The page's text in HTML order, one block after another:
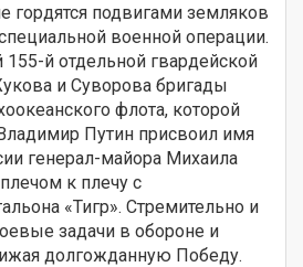
гордятся подвигами земляков
военной операции.
й отдельной гвардейской
и Суворова бригады
флота, которой
Путин присвоил имя
генерал-майора Михаила
к плечу с
«Тигр». Стремительно и
задачи в обороне и
долгожданную Победу.